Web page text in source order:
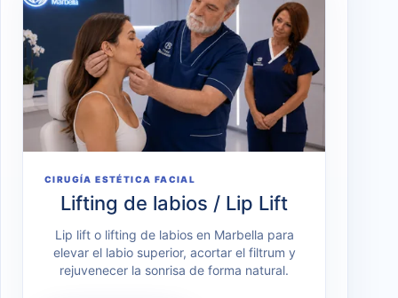
CIRUGÍA ESTÉTICA FACIAL
Lifting de labios / Lip Lift
Lip lift o lifting de labios en Marbella para
elevar el labio superior, acortar el filtrum y
rejuvenecer la sonrisa de forma natural.